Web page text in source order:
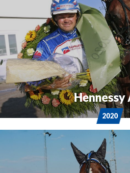
2020
Hennessy